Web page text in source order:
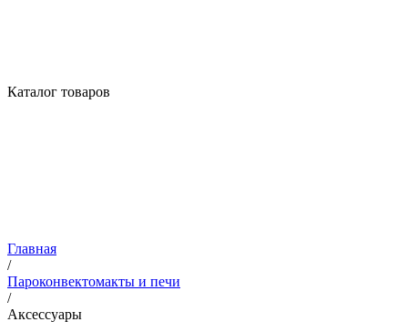
Каталог товаров
Главная
/
Пароконвектомакты и печи
/
Аксессуары